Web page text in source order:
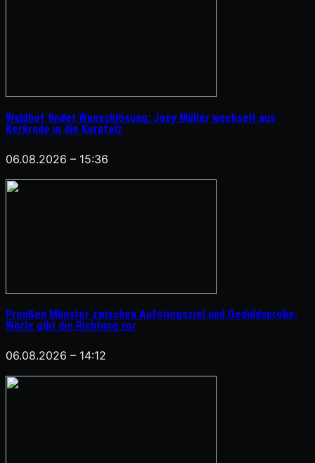
Waldhof findet Wunschlösung: Joey Müller wechselt aus
Kerkrade in die Kurpfalz
06.08.2026 – 15:36
Preußen Münster zwischen Aufstiegsziel und Geduldsprobe:
Wörle gibt die Richtung vor
06.08.2026 – 14:12